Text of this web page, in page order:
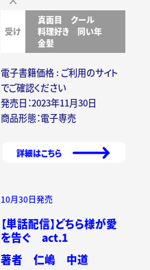
受け
真面目
クール
料理好き
同い年
金髪
電子書籍価格 : ご利用のサイト
でご確認ください
発売日：2023年11月30日
商品形態：電子専売
詳細はこちら
10月30日発売
【単話配信】どちら様が愛
を告ぐ act.1
著者 仁嶋 中道